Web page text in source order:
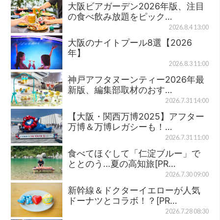
大阪ビアガーデン2026年版、注目
の食べ飲み放題をピック…
2026.8.4 13:00
大阪のナイトプール8選【2026
年】
2026.8.3 11:00
神戸アフタヌーンティー2026年最
新版、編集部取材のおす…
2026.7.31 14:00
【大阪・関西万博2025】アフター
万博＆万博レガシーも！…
2026.7.31 11:00
食べてほぐして「仁淀ブルー」で
ととのう…夏の高知旅[PR…
2026.7.30 09:00
新幹線＆ドクターイエローが人気
ドーナツとコラボ！？[PR…
2026.7.28 08:30